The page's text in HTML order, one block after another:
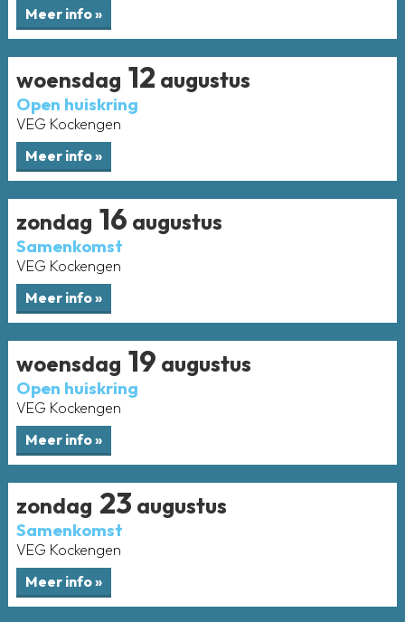
woensdag 12 augustus
Open huiskring
VEG Kockengen
zondag 16 augustus
Samenkomst
VEG Kockengen
woensdag 19 augustus
Open huiskring
VEG Kockengen
zondag 23 augustus
Samenkomst
VEG Kockengen